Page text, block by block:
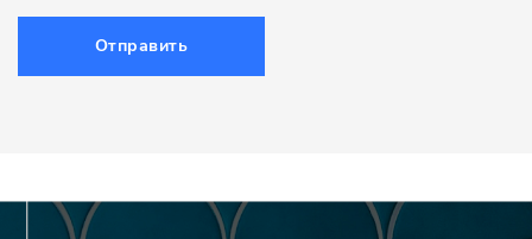
Отправить